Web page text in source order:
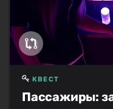
Пассажиры:
КВЕСТ